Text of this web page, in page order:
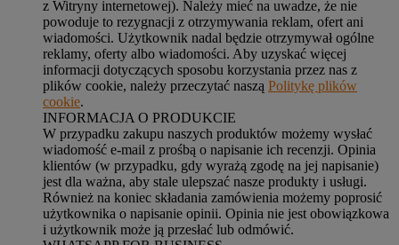
z Witryny internetowej). Należy mieć na uwadze, że nie
powoduje to rezygnacji z otrzymywania reklam, ofert ani
wiadomości. Użytkownik nadal będzie otrzymywał ogólne
reklamy, oferty albo wiadomości. Aby uzyskać więcej
informacji dotyczących sposobu korzystania przez nas z
plików cookie, należy przeczytać naszą Politykę plików
cookie.
INFORMACJA O PRODUKCIE
W przypadku zakupu naszych produktów możemy wysłać
wiadomość e-mail z prośbą o napisanie ich recenzji. Opinia
klientów (w przypadku, gdy wyrażą zgodę na jej napisanie)
jest dla ważna, aby stale ulepszać nasze produkty i usługi.
Również na koniec składania zamówienia możemy poprosić
użytkownika o napisanie opinii. Opinia nie jest obowiązkowa
i użytkownik może ją przesłać lub odmówić.